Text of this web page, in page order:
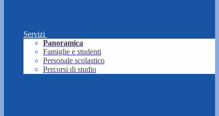
Servizi
Panoramica
Famiglie e studenti
Personale scolastico
Percorsi di studio